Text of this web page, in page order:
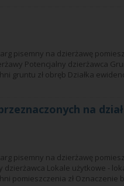
pisemny na dzierżawę
Potencjalny dzierżawca
gruntu zł obręb Działka
na
pisemny na dzierżawę
Lokale użytkowe -
pomieszczenia zł Oznaczenie